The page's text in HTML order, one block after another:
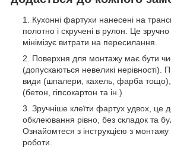
Кухонні фартухи нанесені на
полотно і скручені в рулон. Це
мінімізує витрати на пересилання.
Поверхня для монтажу має бути
(допускаються невеликі нерівності).
види (шпалери, кахель, фарба тощо),
(бетон, гіпсокартон та ін.)
Зручніше клеїти фартух удвох, це
обклеювання рівно, без складок та
Ознайомтеся з інструкцією з монтажу
роботи.